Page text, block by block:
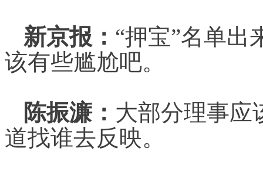
新京报： “押宝”名单出
该有些尴尬吧。
陈振濂： 大部分理事应
道找谁去反映。